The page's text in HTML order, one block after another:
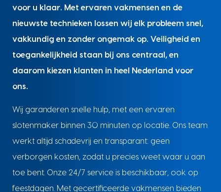
voor u klaar. Met ervaren vakmensen en de
nieuwste technieken lossen wij elk probleem snel,
vakkundig en zonder ongemak op. Veiligheid en
toegankelijkheid staan bij ons centraal, en
daarom kiezen klanten in heel Nederland voor
ons.
Wij garanderen snelle hulp, met een ervaren
slotenmaker binnen 30 minuten op locatie. Ons team
werkt altijd schadevrij en transparant: geen
verborgen kosten, zodat u precies weet waar u aan
toe bent. Onze 24/7 service is beschikbaar, ook op
feestdagen. Met gecertificeerde vakmensen bieden